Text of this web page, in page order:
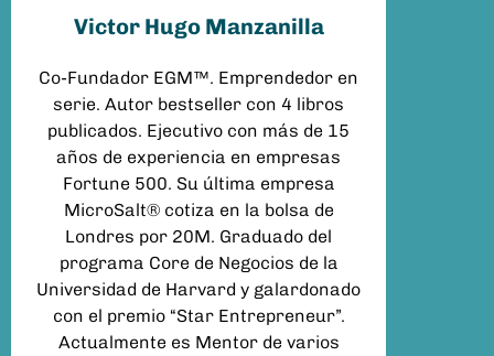
Victor Hugo Manzanilla
Co-Fundador EGM™. Emprendedor en
serie. Autor bestseller con 4 libros
publicados. Ejecutivo con más de 15
años de experiencia en empresas
Fortune 500. Su última empresa
MicroSalt® cotiza en la bolsa de
Londres por 20M. Graduado del
programa Core de Negocios de la
Universidad de Harvard y galardonado
con el premio “Star Entrepreneur”.
Actualmente es Mentor de varios